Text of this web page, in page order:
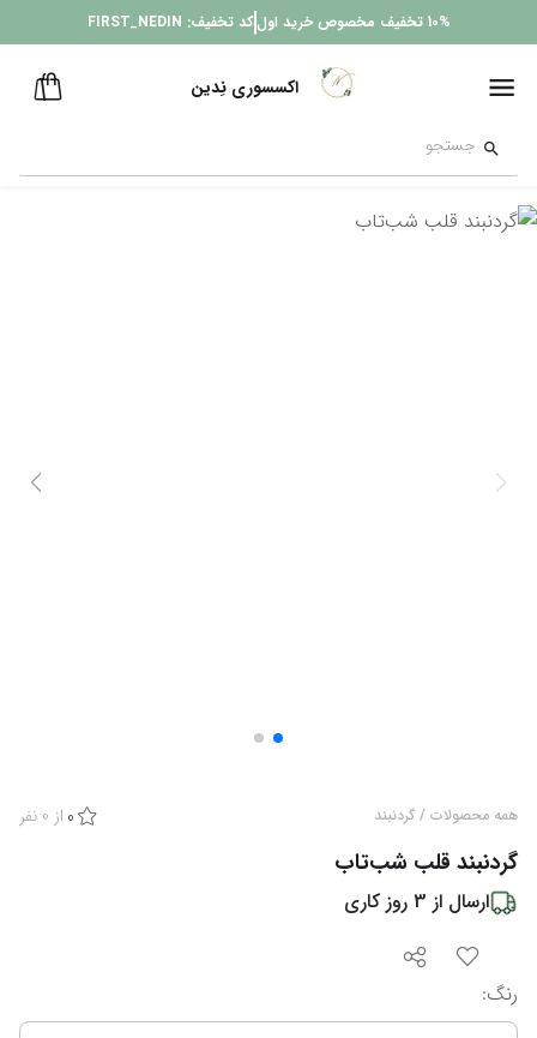
10% تخفیف مخصوص خرید اولکد تخفیف: FIRST_NEDIN
اکسسوری نِدین
همه محصولات / گردنبند 0 از 0 نفر
گردنبند قلب شب‌تاب
ارسال از 3 روز کاری
رنگ: